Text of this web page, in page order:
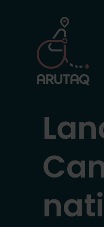
Aller au contenu